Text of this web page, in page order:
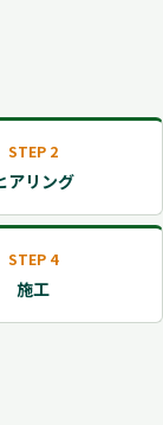
STEP 2
アリング
STEP 4
施工